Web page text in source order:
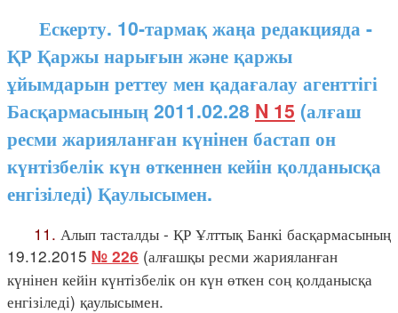
Ескерту. 10-тармақ жаңа редакцияда -
ҚР Қаржы нарығын және қаржы
ұйымдарын реттеу мен қадағалау агенттігі
Басқармасының 2011.02.28 N 15 (алғаш
ресми жарияланған күнінен бастап он
күнтізбелік күн өткеннен кейін қолданысқа
енгізіледі) Қаулысымен.
11. Алып тасталды - ҚР Ұлттық Банкі басқармасының
19.12.2015 № 226 (алғашқы ресми жарияланған
күнінен кейін күнтізбелік он күн өткен соң қолданысқа
енгізіледі) қаулысымен.